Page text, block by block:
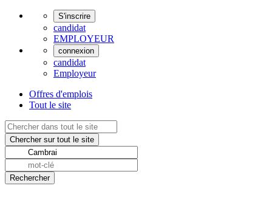
S'inscrire
candidat
EMPLOYEUR
connexion
candidat
Employeur
Offres d'emplois
Tout le site